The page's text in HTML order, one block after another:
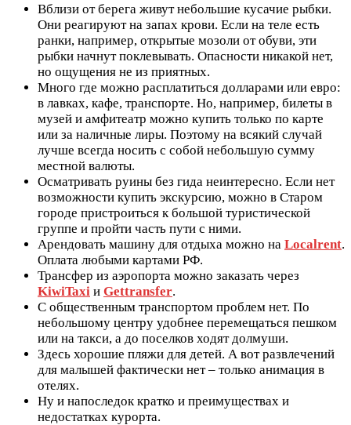
Вблизи от берега живут небольшие кусачие рыбки.
Они реагируют на запах крови. Если на теле есть
ранки, например, открытые мозоли от обуви, эти
рыбки начнут поклевывать. Опасности никакой нет,
но ощущения не из приятных.
Много где можно расплатиться долларами или евро:
в лавках, кафе, транспорте. Но, например, билеты в
музей и амфитеатр можно купить только по карте
или за наличные лиры. Поэтому на всякий случай
лучше всегда носить с собой небольшую сумму
местной валюты.
Осматривать руины без гида неинтересно. Если нет
возможности купить экскурсию, можно в Старом
городе пристроиться к большой туристической
группе и пройти часть пути с ними.
Арендовать машину для отдыха можно на Localrent.
Оплата любыми картами РФ.
Трансфер из аэропорта можно заказать через
KiwiTaxi и Gettransfer.
С общественным транспортом проблем нет. По
небольшому центру удобнее перемещаться пешком
или на такси, а до поселков ходят долмуши.
Здесь хорошие пляжи для детей. А вот развлечений
для малышей фактически нет – только анимация в
отелях.
Ну и напоследок кратко и преимуществах и
недостатках курорта.